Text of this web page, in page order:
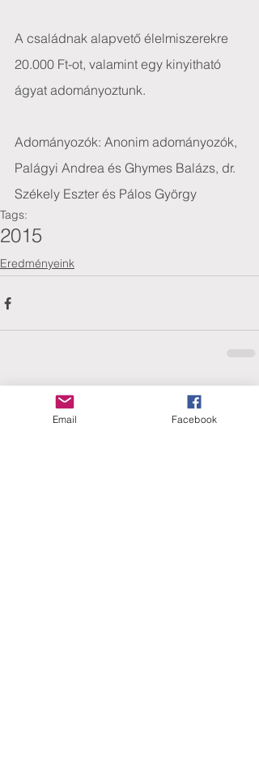
A családnak alapvető élelmiszerekre
20.000 Ft-ot, valamint egy kinyitható
ágyat adományoztunk.
Adományozók: Anonim adományozók,
Palágyi Andrea és Ghymes Balázs, dr.
Székely Eszter és Pálos György
Tags:
2015
Eredményeink
Comments
Email Facebook